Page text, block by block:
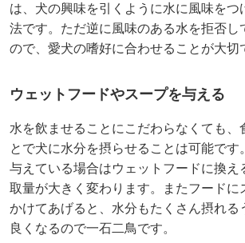
は、犬の興味を引くように水に風味をつ
法です。ただ逆に風味のある水を拒否し
ので、愛犬の嗜好に合わせることが大切
ウェットフードやスープを与える
水を飲ませることにこだわらなくても、
とで犬に水分を摂らせることは可能です
与えている場合はウェットフードに換え
取量が大きく変わります。またフードに
かけてあげると、水分もたくさん摂れる
良くなるので一石二鳥です。